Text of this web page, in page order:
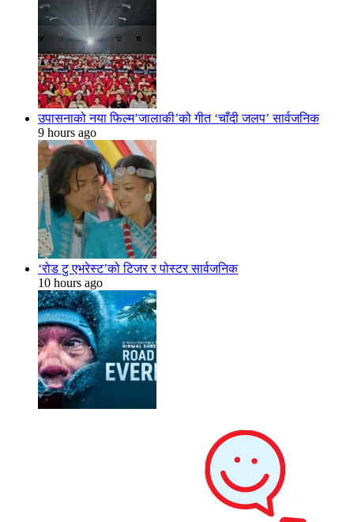
उपासनाको नया फिल्म’जालाकी’को गीत ‘चाँदी जलप’ सार्वजनिक
9 hours ago
‘रोड टु एभरेस्ट’को टिजर र पोस्टर सार्वजनिक
10 hours ago